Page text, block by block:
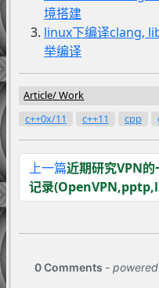
境搭建
linux下编译clang,
举编译
Article Work
c++0x/11
c++11 cpp
上一篇近期研究VPN的
记录